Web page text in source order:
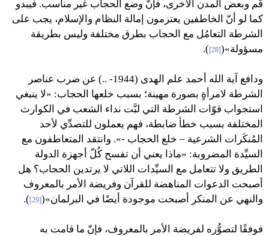
قُم وبعض المدن الأخرى، فإنّ وضع الحجاب غير مناسب. فيبدو
كما لو أنّ الخاطفين يعتزمون إمالة النظام والإسلام، يجب على
الشرطة التعامُل مع الحجاب بطرق مختلفة وليس بطريقة
مسؤولة»([28]
).
ودافع آية الله أحمد علم الهدى (1944- ..) عن ضرب عناصر
الشرطة لامرأةٍ بصورة مهينة؛ بسبب خلعها الحجاب: «لا ينبغي
استجواب قوّات الشرطة التي لبَّت نداء الشعب في الكوارث
المختلفة بسبب خطأ ضابطة، فهم يعملون للتصدِّي لأحد
المُنكَرات الشرعية – خلع الحجاب -». وانتقد المتعاطفون مع
السيِّدة المضروبة: «ماذا يعني أن تفسح كُلّ أجهزة الدولة
الطريق ولا تتعامل مع السيِّدات اللاتي لا يرتدين الحجاب؟ هل
أصبحت الدعوات المناهضة للقرآن وفريضة الأمر بالمعروف
والنهي عن المنكر أصبحت موجودة أيضًا في البرلمان»([29]
).
فوفقًا لتصوُّره لفريضة الأمر بالمعروف، فإنّ ما قامت به